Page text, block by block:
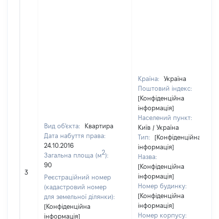
3
Вид об'єкта:
Квартира
Дата набуття права:
24.10.2016
Загальна площа (м2):
90
Реєстраційний номер
(кадастровий номер
для земельної ділянки):
[Конфіденційна
інформація]
Країна:
Україна
Поштовий індекс:
[Конфіденційна
інформація]
Населений пункт:
Київ / Україна
Тип:
[Конфіденційна
інформація]
Назва:
[Конфіденційна
інформація]
Номер будинку:
[Конфіденційна
інформація]
Номер корпусу: